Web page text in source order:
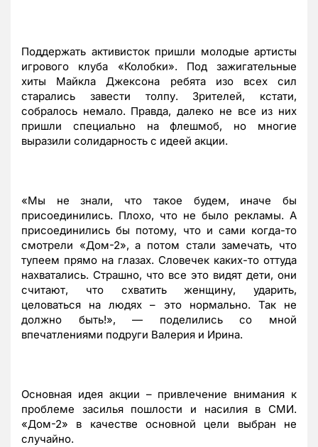
Поддержать активисток пришли молодые артисты
игрового клуба «Колобки». Под зажигательные
хиты Майкла Джексона ребята изо всех сил
старались завести толпу. Зрителей, кстати,
собралось немало. Правда, далеко не все из них
пришли специально на флешмоб, но многие
выразили солидарность с идеей акции.
«Мы не знали, что такое будем, иначе бы
присоединились. Плохо, что не было рекламы. А
присоединились бы потому, что и сами когда-то
смотрели «Дом-2», а потом стали замечать, что
тупеем прямо на глазах. Словечек каких-то оттуда
нахватались. Страшно, что все это видят дети, они
считают, что схватить женщину, ударить,
целоваться на людях – это нормально. Так не
должно быть!», — поделились со мной
впечатлениями подруги Валерия и Ирина.
Основная идея акции – привлечение внимания к
проблеме засилья пошлости и насилия в СМИ.
«Дом-2» в качестве основной цели выбран не
случайно.